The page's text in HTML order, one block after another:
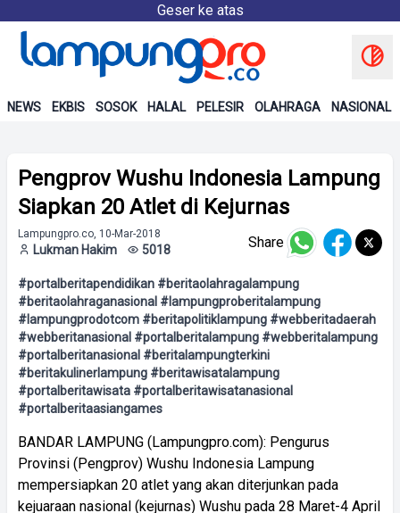
Geser ke atas
NEWS EKBIS SOSOK HALAL PELESIR OLAHRAGA NASIONAL
Pengprov Wushu Indonesia Lampung
Siapkan 20 Atlet di Kejurnas
Lampungpro.co, 10-Mar-2018
Lukman Hakim 5018 Share
#portalberitapendidikan #beritaolahragalampung
#beritaolahraganasional #lampungproberitalampung
#lampungprodotcom #beritapolitiklampung #webberitadaerah
#webberitanasional #portalberitalampung #webberitalampung
#portalberitanasional #beritalampungterkini
#beritakulinerlampung #beritawisatalampung
#portalberitawisata #portalberitawisatanasional
#portalberitaasiangames
BANDAR LAMPUNG (Lampungpro.com): Pengurus
Provinsi (Pengprov) Wushu Indonesia Lampung
mempersiapkan 20 atlet yang akan diterjunkan pada
kejuaraan nasional (kejurnas) Wushu pada 28 Maret-4 April